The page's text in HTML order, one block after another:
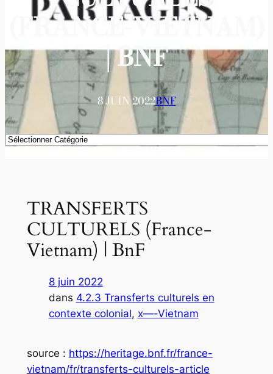
(FRANCE-VIETNAM)
| BNF
8 JUIN 2022BNF
Catégories
TRANSFERTS
CULTURELS (France-
Vietnam) | BnF
8 juin 2022
dans 4.2.3 Transferts culturels en
contexte colonial, x—-Vietnam
source : https://heritage.bnf.fr/france-
vietnam/fr/transferts-culturels-article